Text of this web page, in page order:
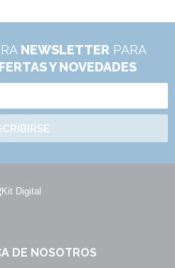
NEWSLETTER PARA
Y NOVEDADES
DE NOSOTROS